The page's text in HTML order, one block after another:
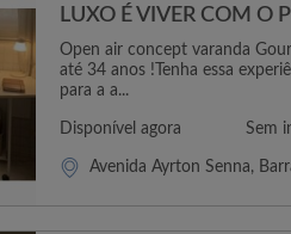
LUXO É VIVER COM O
Open air concept varanda
até 34 anos !Tenha essa
para a a...
Disponível agora Sem
Avenida Ayrton Senna,